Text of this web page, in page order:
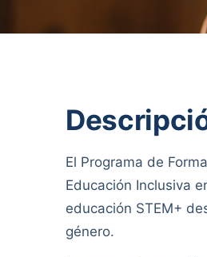
El Programa de
Educación Inclusiva
educación STEM+
género.